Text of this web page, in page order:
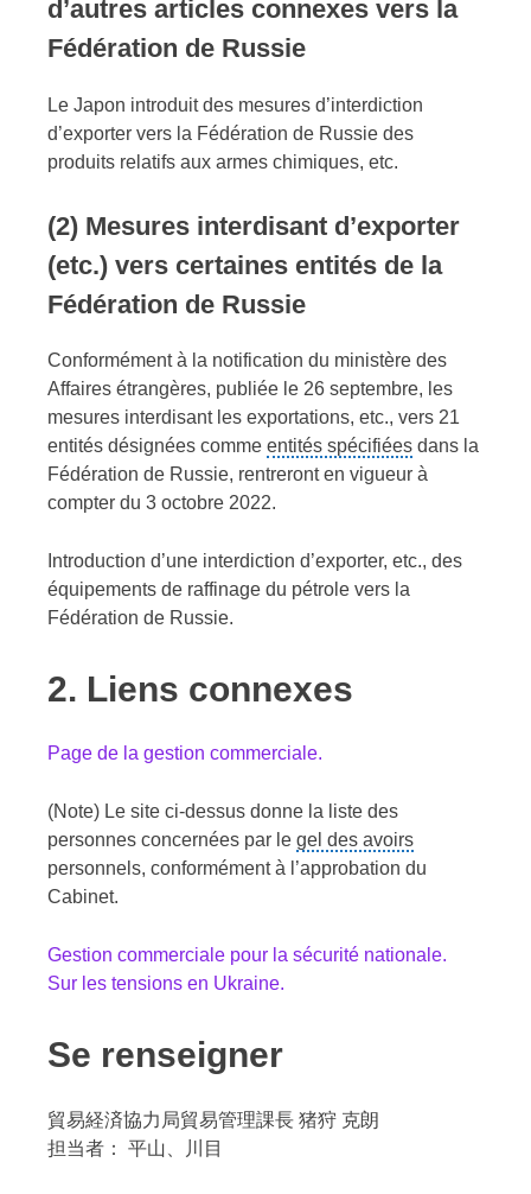
d’autres articles connexes vers la
Fédération de Russie
Le Japon introduit des mesures d’interdiction
d’exporter vers la Fédération de Russie des
produits relatifs aux armes chimiques, etc.
(2) Mesures interdisant d’exporter
(etc.) vers certaines entités de la
Fédération de Russie
Conformément à la notification du ministère des
Affaires étrangères, publiée le 26 septembre, les
mesures interdisant les exportations, etc., vers 21
entités désignées comme entités spécifiées dans la
Fédération de Russie, rentreront en vigueur à
compter du 3 octobre 2022.
Introduction d’une interdiction d’exporter, etc., des
équipements de raffinage du pétrole vers la
Fédération de Russie.
2. Liens connexes
Page de la gestion commerciale.
(Note) Le site ci-dessus donne la liste des
personnes concernées par le gel des avoirs
personnels, conformément à l’approbation du
Cabinet.
Gestion commerciale pour la sécurité nationale.
Sur les tensions en Ukraine.
Se renseigner
貿易経済協力局貿易管理課長 猪狩 克朗
担当者： 平山、川目